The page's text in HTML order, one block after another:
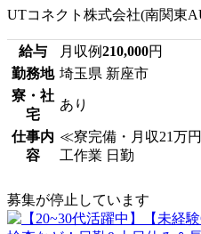
UTコネクト株式会社(南関東
給与 月収例210,000円
勤務地 埼玉県 新座市
寮・社
宅
あり
仕事内
容
≪寮完備・月収21万
工作業 日勤
募集が停止しています